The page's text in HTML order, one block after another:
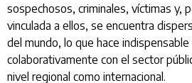
sospechosos, criminales, víctimas y,
vinculada a ellos, se encuentra
del mundo, lo que hace
colaborativamente con el sector
nivel regional como internacional.